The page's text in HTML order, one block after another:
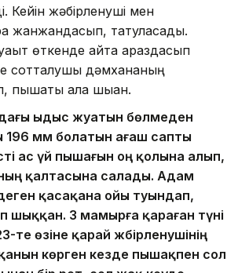
Кейін жәбірленуші мен
жанжандасып, татуласады.
өткенде қайта араздасып
сотталушы дәмхананың
пышақты ала шыққан.
ыдыс жуатын бөлмеден
196 мм болатын ағаш сапты
ас үй пышағын оң қолына алып,
қалтасына салады. Адам
қасақана ойы туындап,
шыққан. 3 мамырға қараған түні
те өзіне қарай жәбірленушінің
көрген кезде пышақпен сол